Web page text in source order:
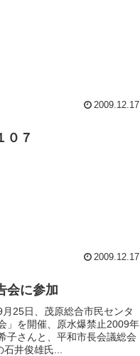
2009.12.17
０７
2009.12.17
会に参加
25日、茂原総合市民センタ
」を開催、原水爆禁止2009年
子さんと、平和市長会議総会
井俊雄氏...